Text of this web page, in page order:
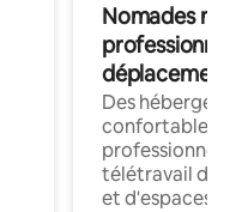
Nomades
déplacement
Des
confortables
professionnels
télétravail
et d'espaces